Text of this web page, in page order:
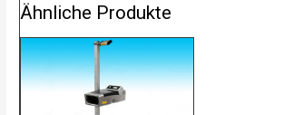
Ähnliche Produkte